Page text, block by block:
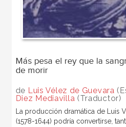
Más pesa el rey que la
de morir
de Luis Vélez de Guevara
Diez Mediavilla (Traductor)
La producción dramática de Luis
(1578-1644) podría convertirse,